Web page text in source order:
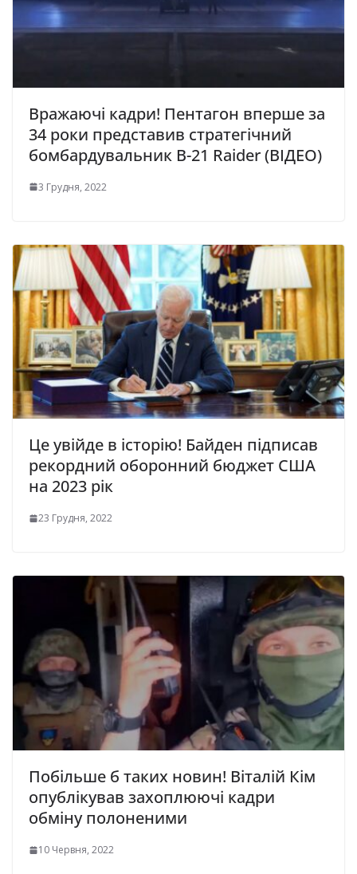
Вражаючі кадри! Пентагон вперше за
34 роки представив стратегічний
бомбардувальник B-21 Raider (ВІДЕО)
3 Грудня, 2022
Це увійде в історію! Байден підписав
рекордний оборонний бюджет США
на 2023 рік
23 Грудня, 2022
Побільше б таких новин! Віталій Кім
опублікував захоплюючі кадри
обміну полоненими
10 Червня, 2022